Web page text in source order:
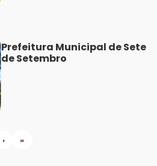
Prefeitura Municipal de Sete
de Setembro
› »